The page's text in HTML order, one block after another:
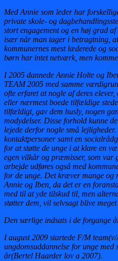
Med Annie som leder har
private skole- og
stort engagement og en høj grad
især når man tager i betragtning,
kommunernes mest læderede og
børn har intet netværk, men
I 2005 dannede Annie Holte og
TEAM 2005 med samme
ofte erfaret at nogle af deres
eller nærmest boede tilfældige
tilfældigt, gav dem husly, nogen
modydelser. Disse forhold kunne
lejede derfor nogle små
kontaktpersoner samt en
for at støtte de unge i at klare en
egen vilkår og præmisser, som var
arbejde udføres også med
for de unge. Det kræver mange og
Annie og Iben, da det er en
med til at yde tilskud til, men
støtter dem, vil selvsagt blive
Den særlige indsats i de forgange
I august 2009 startede F/M
ungdomsuddannelse for unge
år(Bertel Haarder lov a 2007).